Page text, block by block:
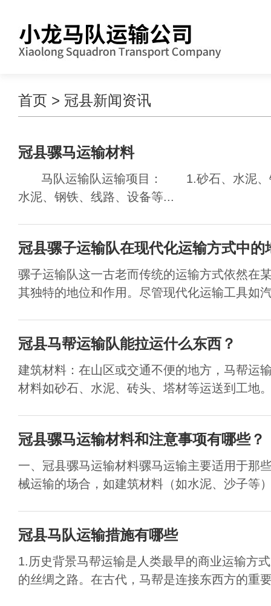
首页 > 冠县新闻资讯
冠县骡马运输材料
马队运输队运输项目： 1.砂石、水泥、
水泥、钢铁、线路、设备等...
冠县骡子运输队在现代化运输方式中的
骡子运输队这一古老而传统的运输方式依然在
其独特的地位和作用。尽管现代化运输工具如
冠县马帮运输队能拉运什么东西？
建筑材料：在山区或交通不便的地方，马帮运
材料如砂石、水泥、砖头、塔材等运送到工地
冠县骡马运输材料和注意事项有哪些？
一、冠县骡马运输材料骡马运输主要适用于那
械运输的场合，如建筑材料（如水泥、沙子等
冠县马队运输措施有哪些
1.历史背景马帮运输是人类最早的商业运输方
的丝绸之路。在古代，马帮是连接东西方的重